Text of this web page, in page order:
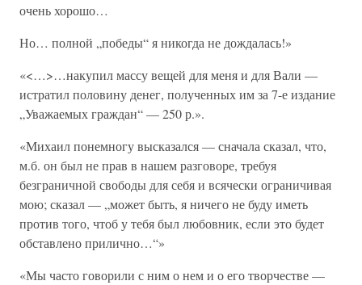
очень хорошо…
Но… полной „победы“ я никогда не дождалась!»
«<…>…накупил массу вещей для меня и для Вали —
истратил половину денег, полученных им за 7-е издание
„Уважаемых граждан“ — 250 р.».
«Михаил понемногу высказался — сначала сказал, что,
м.б. он был не прав в нашем разговоре, требуя
безграничной свободы для себя и всячески ограничивая
мою; сказал — „может быть, я ничего не буду иметь
против того, чтоб у тебя был любовник, если это будет
обставлено прилично…“»
«Мы часто говорили с ним о нем и о его творчестве —